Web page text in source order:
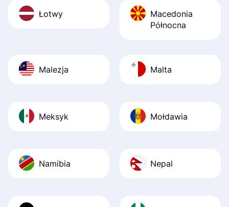
Łotwy
Macedonia
Północna
Malezja Malta
Meksyk Mołdawia
Namibia Nepal